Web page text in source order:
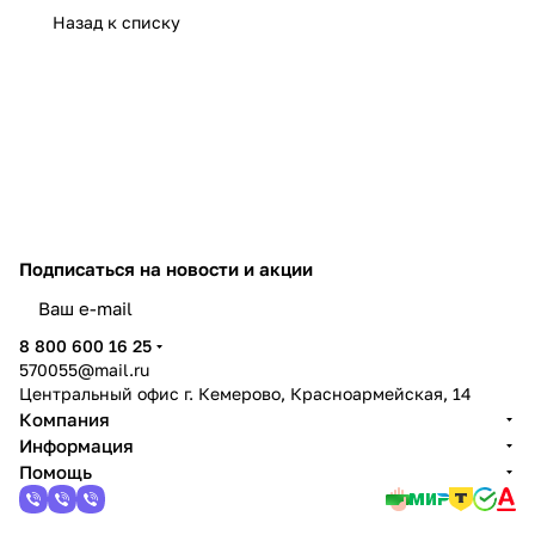
Назад к списку
Подписаться на новости и акции
8 800 600 16 25
570055@mail.ru
Центральный офис г. Кемерово, Красноармейская, 14
Компания
Информация
Помощь